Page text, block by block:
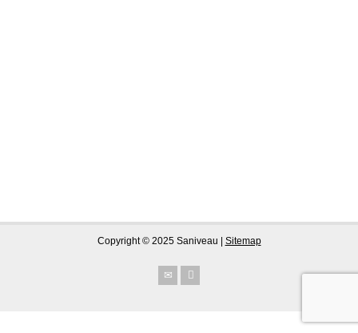
Copyright © 2025 Saniveau | Sitemap